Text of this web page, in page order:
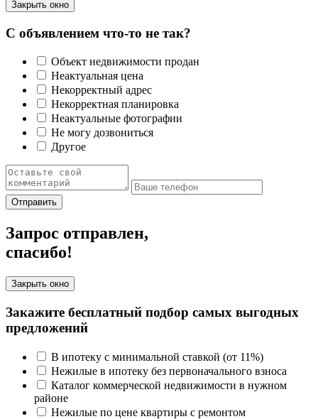
Закрыть окно
С объявлением что-то не так?
Объект недвижимости продан
Неактуальная цена
Некорректный адрес
Некорректная планировка
Неактуальные фотографии
Не могу дозвониться
Другое
Отправить
Запрос отправлен,
спасибо!
Закрыть окно
Закажите бесплатный подбор самых выгодных
предложений
В ипотеку с минимальной ставкой (от 11%)
Нежилые в ипотеку без первоначального взноса
Каталог коммерческой недвижимости в нужном
районе
Нежилые по цене квартиры с ремонтом